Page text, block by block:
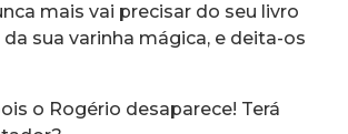
mais vai precisar do seu livro
sua varinha mágica, e deita-os
o Rogério desaparece! Terá